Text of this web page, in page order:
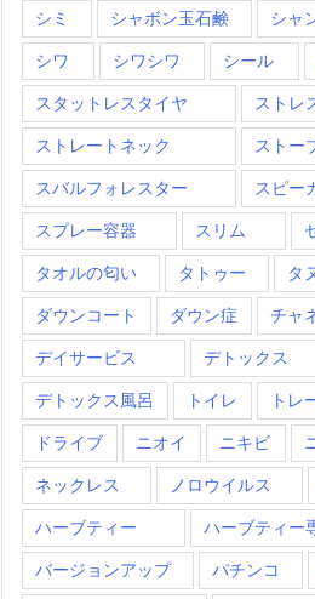
シミ シャボン玉石鹸 シャ
シワ シワシワ シール
スタットレスタイヤ ストレ
ストレートネック ストー
スバルフォレスター スピー
スプレー容器 スリム
タオルの匂い タトゥー タ
ダウンコート ダウン症 チャ
デイサービス デトックス
デトックス風呂 トイレ トレ
ドライブ ニオイ ニキビ
ネックレス ノロウイルス
ハーブティー ハーブティー
バージョンアップ パチンコ